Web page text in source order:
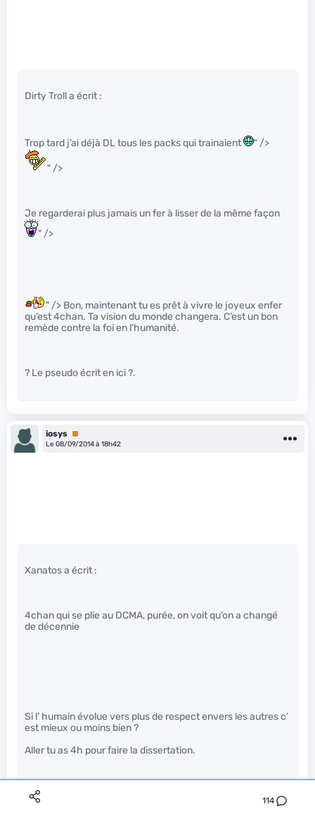
114
Dirty Troll a écrit :
Trop tard j’ai déjà DL tous les packs qui trainaient " />
" />
Je regarderai plus jamais un fer à lisser de la même façon
" />
" /> Bon, maintenant tu es prêt à vivre le joyeux enfer
qu’est 4chan. Ta vision du monde changera. C’est un bon
remède contre la foi en l’humanité.
? Le pseudo écrit en ici ?.
iosys Premium
Le 08/09/2014 à 18h42
Xanatos a écrit :
4chan qui se plie au DCMA, purée, on voit qu’on a changé
de décennie
Si l’ humain évolue vers plus de respect envers les autres c’
est mieux ou moins bien ?
Aller tu as 4h pour faire la dissertation.